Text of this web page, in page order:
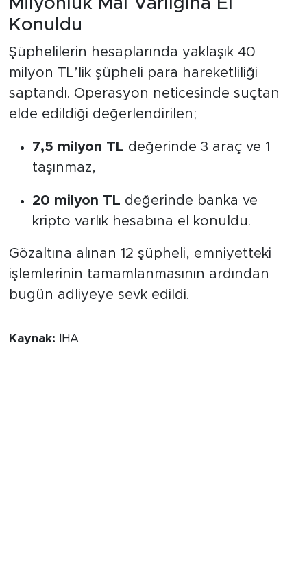
Konuldu
Şüphelilerin hesaplarında yaklaşık 40
milyon TL’lik şüpheli para hareketliliği
saptandı. Operasyon neticesinde suçtan
elde edildiği değerlendirilen;
7,5 milyon TL değerinde 3 araç ve 1
taşınmaz,
20 milyon TL değerinde banka ve
kripto varlık hesabına el konuldu.
Gözaltına alınan 12 şüpheli, emniyetteki
işlemlerinin tamamlanmasının ardından
bugün adliyeye sevk edildi.
Kaynak: İHA